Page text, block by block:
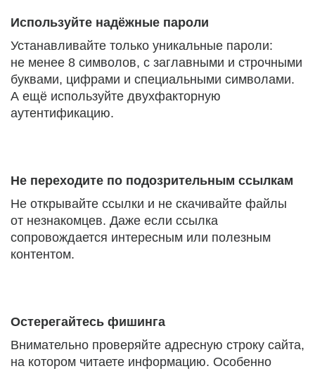
Используйте надёжные пароли
Устанавливайте только уникальные пароли:
не менее 8 символов, с заглавными и строчными
буквами, цифрами и специальными символами.
А ещё используйте двухфакторную
аутентификацию.
Не переходите по подозрительным ссылкам
Не открывайте ссылки и не скачивайте файлы
от незнакомцев. Даже если ссылка
сопровождается интересным или полезным
контентом.
Остерегайтесь фишинга
Внимательно проверяйте адресную строку сайта,
на котором читаете информацию. Особенно